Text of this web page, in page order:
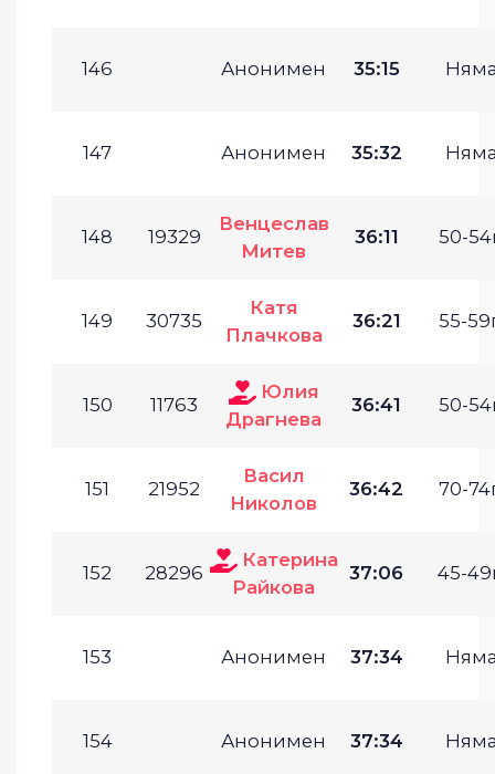
146 Анонимен 35:15
147 Анонимен 35:32
148 19329
Венцеслав
Митев
36:11 50-
149 30735
Катя
Плачкова
36:21 55-
150 11763
Юлия
Драгнева
36:41 50-
151 21952
Васил
Николов
36:42 70-
152 28296
Катерина
Райкова
37:06 45-
153 Анонимен 37:34
154 Анонимен 37:34